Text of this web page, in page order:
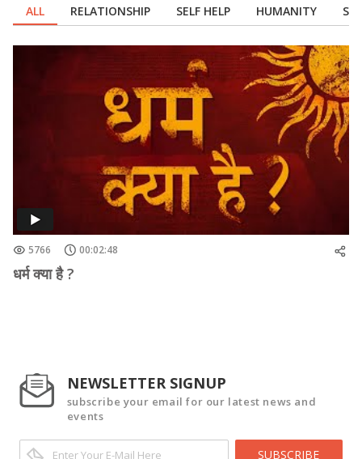
ALL RELATIONSHIP SELF HELP HUMANITY
5766 00:02:48
धर्म क्या है ?
NEWSLETTER SIGNUP
subscribe your email for our latest news and
events
SUBSCRIBE